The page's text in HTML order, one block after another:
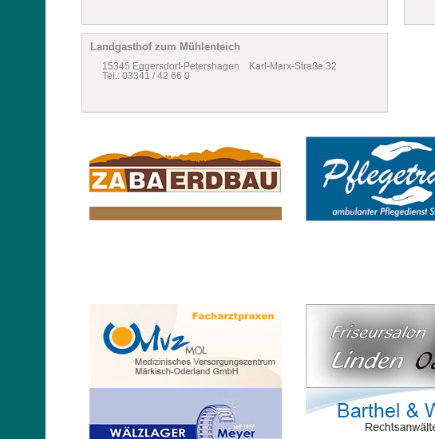
Landgasthof zum Mühlenteich
15345 Eggersdorf-Petershagen Karl-Marx-Straße 32
Tel.: 03341 / 42 66 0